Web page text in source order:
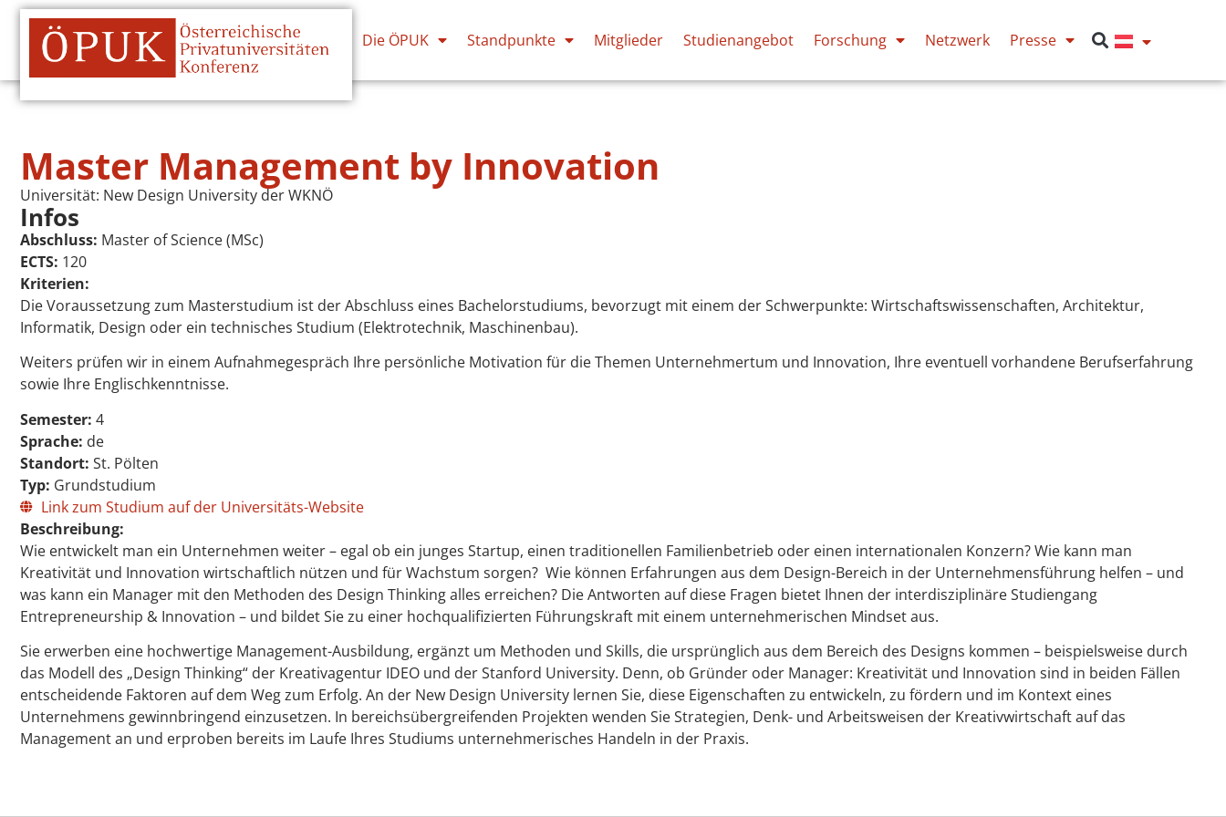
Die ÖPUK Standpunkte Mitglieder Studienangebot Forschung Netzwerk Presse
Master Management by Innovation
Universität: New Design University der WKNÖ
Infos
Abschluss: Master of Science (MSc)
ECTS: 120
Kriterien:
Die Voraussetzung zum Masterstudium ist der Abschluss eines Bachelorstudiums, bevorzugt mit einem der Schwerpunkte: Wirtschaftswissenschaften, Architektur,
Informatik, Design oder ein technisches Studium (Elektrotechnik, Maschinenbau).
Weiters prüfen wir in einem Aufnahmegespräch Ihre persönliche Motivation für die Themen Unternehmertum und Innovation, Ihre eventuell vorhandene Berufserfahrung
sowie Ihre Englischkenntnisse.
Semester: 4
Sprache: de
Standort: St. Pölten
Typ: Grundstudium
Link zum Studium auf der Universitäts-Website
Beschreibung:
Wie entwickelt man ein Unternehmen weiter – egal ob ein junges Startup, einen traditionellen Familienbetrieb oder einen internationalen Konzern? Wie kann man
Kreativität und Innovation wirtschaftlich nützen und für Wachstum sorgen? Wie können Erfahrungen aus dem Design-Bereich in der Unternehmensführung helfen – und
was kann ein Manager mit den Methoden des Design Thinking alles erreichen? Die Antworten auf diese Fragen bietet Ihnen der interdisziplinäre Studiengang
Entrepreneurship & Innovation – und bildet Sie zu einer hochqualifizierten Führungskraft mit einem unternehmerischen Mindset aus.
Sie erwerben eine hochwertige Management-Ausbildung, ergänzt um Methoden und Skills, die ursprünglich aus dem Bereich des Designs kommen – beispielsweise durch
das Modell des „Design Thinking“ der Kreativagentur IDEO und der Stanford University. Denn, ob Gründer oder Manager: Kreativität und Innovation sind in beiden Fällen
entscheidende Faktoren auf dem Weg zum Erfolg. An der New Design University lernen Sie, diese Eigenschaften zu entwickeln, zu fördern und im Kontext eines
Unternehmens gewinnbringend einzusetzen. In bereichsübergreifenden Projekten wenden Sie Strategien, Denk- und Arbeitsweisen der Kreativwirtschaft auf das
Management an und erproben bereits im Laufe Ihres Studiums unternehmerisches Handeln in der Praxis.